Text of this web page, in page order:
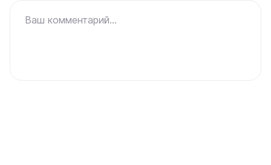
Ваш комментарий...